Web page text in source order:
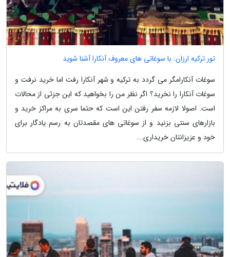
تور ترکیه ارزان: با سوغاتی های معروف آنکارا آشنا شوید
سوغات آنکارامگر می گردد به ترکیه و شهر آنکارا رفت اما خرید نرفت و
سوغات آنکارا را نخرید؟ اگر نظر من را بخواهید که این جزئی از محالات
است. اصولا لازمه سفر رفتن این است که حتما سری به مراکز خرید و
بازارهای سنتی بزنید و از سوغاتی های مقصدتان به رسم یادگار برای
خود و عزیزانتان خریداری...